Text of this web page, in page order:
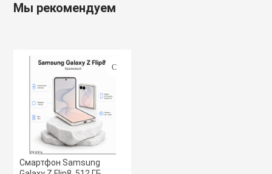
Мы рекомендуем
Смартфон Samsung